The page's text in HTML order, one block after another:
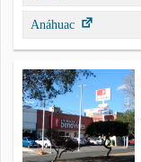
Anáhuac